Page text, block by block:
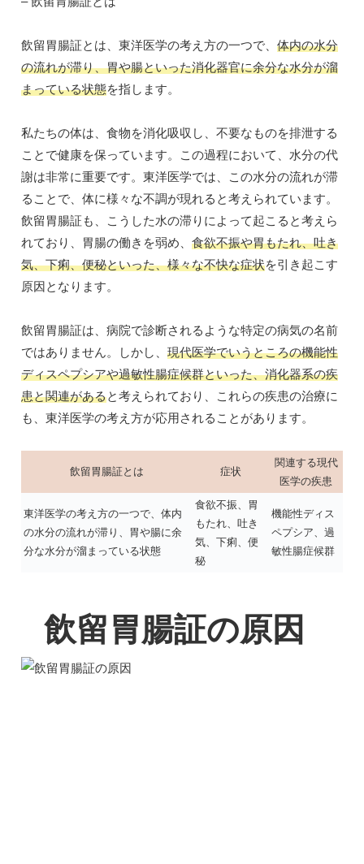
飲留胃腸証とは、東洋医学の考え方の一つで、 体内の水分
の流れが滞り、胃や腸といった消化器官に余分な水分が溜
まっている状態を指します。
私たちの体は、食物を消化吸収し、不要なものを排泄する
ことで健康を保っています。この過程において、水分の代
謝は非常に重要です。東洋医学では、この水分の流れが滞
ることで、体に様々な不調が現れると考えられています。
飲留胃腸証も、こうした水の滞りによって起こると考えら
れており、胃腸の働きを弱め、 食欲不振や胃もたれ、吐き
気、下痢、便秘といった、様々な不快な症状を引き起こす
原因となります。
飲留胃腸証は、病院で診断されるような特定の病気の名前
ではありません。しかし、 現代医学でいうところの機能性
ディスペプシアや過敏性腸症候群といった、消化器系の疾
患と関連があると考えられており、これらの疾患の治療に
も、東洋医学の考え方が応用されることがあります。
飲留胃腸証とは 症状
関連する現代
医学の疾患
東洋医学の考え方の一つで、体内
の水分の流れが滞り、胃や腸に余
分な水分が溜まっている状態
食欲不振、胃
もたれ、吐き
気、下痢、便
秘
機能性ディス
ペプシア、過
敏性腸症候群
飲留胃腸証の原因